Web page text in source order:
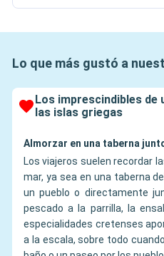
Lo que más gustó a
Los imprescindibles de
las islas griegas
Almorzar en una taberna
Los viajeros suelen recordar
mar, ya sea en una taberna
un pueblo o directamente
pescado a la parrilla, la
especialidades cretenses
a la escala, sobre todo